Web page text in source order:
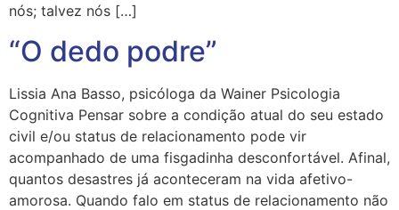
nós; talvez nós […]
“O dedo podre”
Lissia Ana Basso, psicóloga da Wainer Psicologia
Cognitiva Pensar sobre a condição atual do seu estado
civil e/ou status de relacionamento pode vir
acompanhado de uma fisgadinha desconfortável. Afinal,
quantos desastres já aconteceram na vida afetivo-
amorosa. Quando falo em status de relacionamento não